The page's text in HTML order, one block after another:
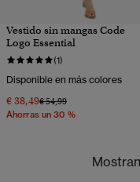
Vestido sin mangas Code
Logo Essential
(1)
Disponible en más colores
€ 38,49Precio rebajado de
€ 54,99a
Ahorras un 30 %